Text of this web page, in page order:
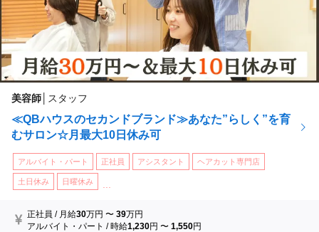
美容師 スタッフ
≪QBハウスのセカンドブランド≫あなた”らしく”を育
むサロン☆月最大10日休み可
アルバイト・パート 正社員 アシスタント ヘアカット専門店
土日休み 日曜休み
正社員 / 月給30万円 〜39万円
アルバイト・パート /時給1,230円 〜1,550円